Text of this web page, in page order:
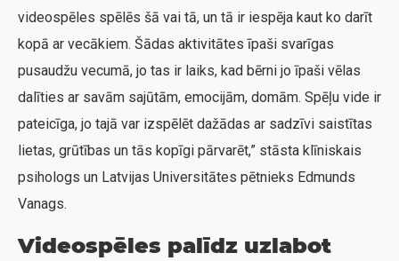
videospēles spēlēs šā vai tā, un tā ir iespēja kaut ko darīt
kopā ar vecākiem. Šādas aktivitātes īpaši svarīgas
pusaudžu vecumā, jo tas ir laiks, kad bērni jo īpaši vēlas
dalīties ar savām sajūtām, emocijām, domām. Spēļu vide ir
pateicīga, jo tajā var izspēlēt dažādas ar sadzīvi saistītas
lietas, grūtības un tās kopīgi pārvarēt,” stāsta klīniskais
psihologs un Latvijas Universitātes pētnieks Edmunds
Vanags.
Videospēles palīdz uzlabot